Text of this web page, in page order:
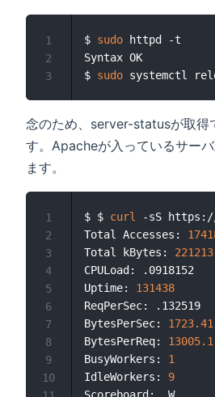
$ sudo httpd -t
Syntax OK
$ sudo
1
2
3
念のため、server-statusが取得
す。Apacheが入っているサー
ます。
$ $ curl
-sS https://
Total Accesses:
Total kBytes: 221213
CPULoad: .0918152
Uptime: 131438
ReqPerSec: .132519
BytesPerSec: 1723.41
BytesPerReq: 13005.1
BusyWorkers: 1
IdleWorkers: 9
1
2
3
4
5
6
7
8
9
10